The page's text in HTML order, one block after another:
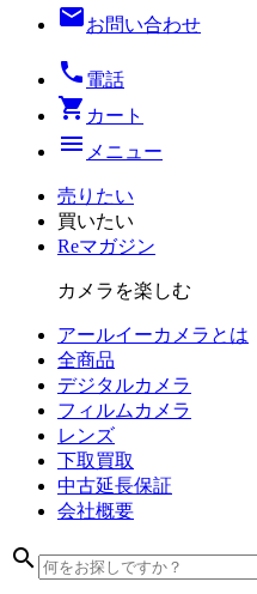
mailお問い合わせ
local_phone 電話
shopping_cart カート
menu メニュー
売りたい
買いたい
Reマガジン
カメラを楽しむ
アールイーカメラとは
全商品
デジタルカメラ
フィルム カメラ
レンズ
下取買取
中古延長保証
会社概要
search